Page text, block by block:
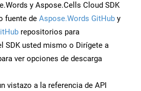
y Aspose.Cells Cloud SDK
fuente de Aspose.Words GitHub y
repositorios para
SDK usted mismo o Dirígete a
ver opciones de descarga
vistazo a la referencia de API